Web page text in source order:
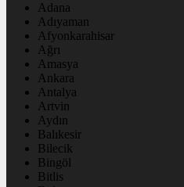
Adana
Adıyaman
Afyonkarahisar
Ağrı
Amasya
Ankara
Antalya
Artvin
Aydın
Balıkesir
Bilecik
Bingöl
Bitlis